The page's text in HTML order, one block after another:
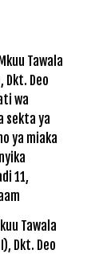
Tawala
Dkt. Deo